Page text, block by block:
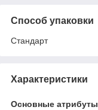
Способ упаковки
Стандарт
Характеристики
Основные атрибуты